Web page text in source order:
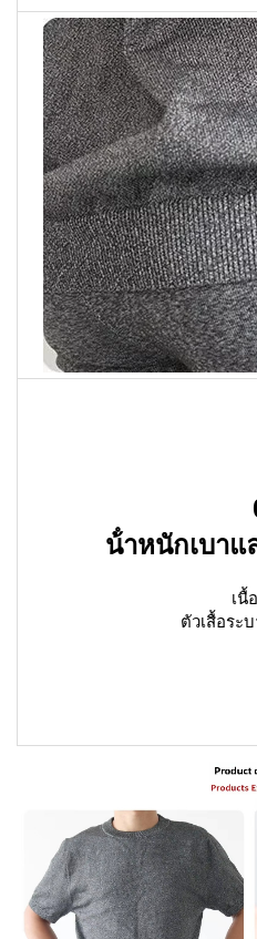
น้ําหนักเบาแ
เนื้
ตัวเสื้อระ